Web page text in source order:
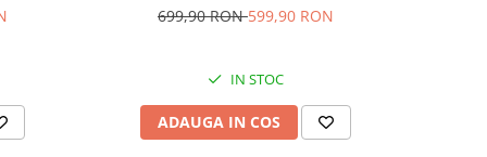
699,90 RON599,90 RON
IN STOC
ADAUGA IN COS